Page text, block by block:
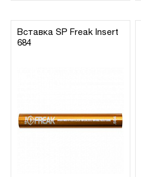
Вставка SP Freak Insert
684